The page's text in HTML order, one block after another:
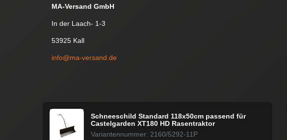
MA-Versand GmbH
In der Laach- 1-3
53925 Kall
info@ma-versand.de
Schneeschild Standard 118x50cm passend für
Castelgarden XT180 HD Rasentraktor
Variantennummer: 2160/5292-11P